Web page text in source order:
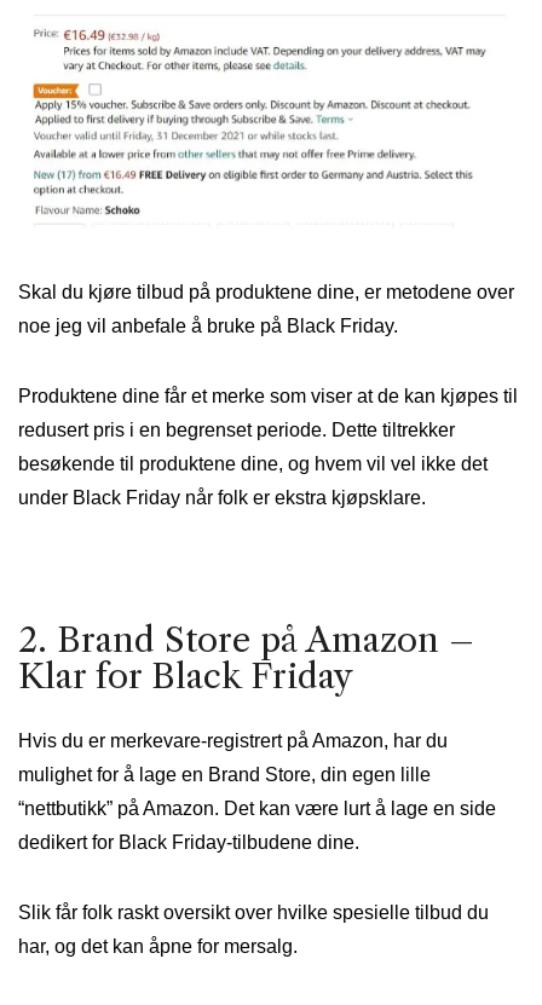
Skal du kjøre tilbud på produktene dine, er metodene over
noe jeg vil anbefale å bruke på Black Friday.
Produktene dine får et merke som viser at de kan kjøpes til
redusert pris i en begrenset periode. Dette tiltrekker
besøkende til produktene dine, og hvem vil vel ikke det
under Black Friday når folk er ekstra kjøpsklare.
2. Brand Store på Amazon –
Klar for Black Friday
Hvis du er merkevare-registrert på Amazon, har du
mulighet for å lage en Brand Store, din egen lille
“nettbutikk” på Amazon. Det kan være lurt å lage en side
dedikert for Black Friday-tilbudene dine.
Slik får folk raskt oversikt over hvilke spesielle tilbud du
har, og det kan åpne for mersalg.